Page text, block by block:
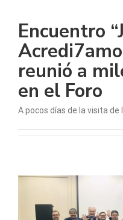
Encuentro
reunió a
en el Foro
A pocos días de la visita de